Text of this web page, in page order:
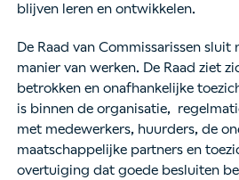
blijven leren en ontwikkelen.
De Raad van Commissarissen sluit
manier van werken. De Raad ziet
betrokken en onafhankelijke
is binnen de organisatie,
met medewerkers, huurders, de
maatschappelijke partners en
overtuiging dat goede besluiten